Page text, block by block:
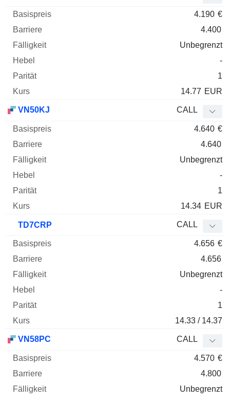
4.190 €
4.400
Unbegrenzt
-
1
14.77 EUR
VN50KJ CALL
4.640 €
4.640
Unbegrenzt
-
1
14.34 EUR
TD7CRP CALL
4.656 €
4.656
Unbegrenzt
-
1
14.33 / 14.37
VN58PC CALL
4.570 €
4.800
Unbegrenzt